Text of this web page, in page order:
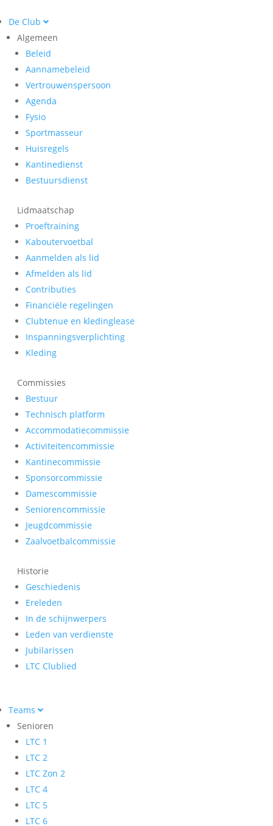
De Club
Algemeen
Beleid
Aannamebeleid
Vertrouwenspersoon
Agenda
Fysio
Sportmasseur
Huisregels
Kantinedienst
Bestuursdienst
Lidmaatschap
Proeftraining
Kaboutervoetbal
Aanmelden als lid
Afmelden als lid
Contributies
Financiële regelingen
Clubtenue en kledinglease
Inspanningsverplichting
Kleding
Commissies
Bestuur
Technisch platform
Accommodatiecommissie
Activiteitencommissie
Kantinecommissie
Sponsorcommissie
Damescommissie
Seniorencommissie
Jeugdcommissie
Zaalvoetbalcommissie
Historie
Geschiedenis
Ereleden
In de schijnwerpers
Leden van verdienste
Jubilarissen
LTC Clublied
Teams
Senioren
LTC 1
LTC 2
LTC Zon 2
LTC 4
LTC 5
LTC 6